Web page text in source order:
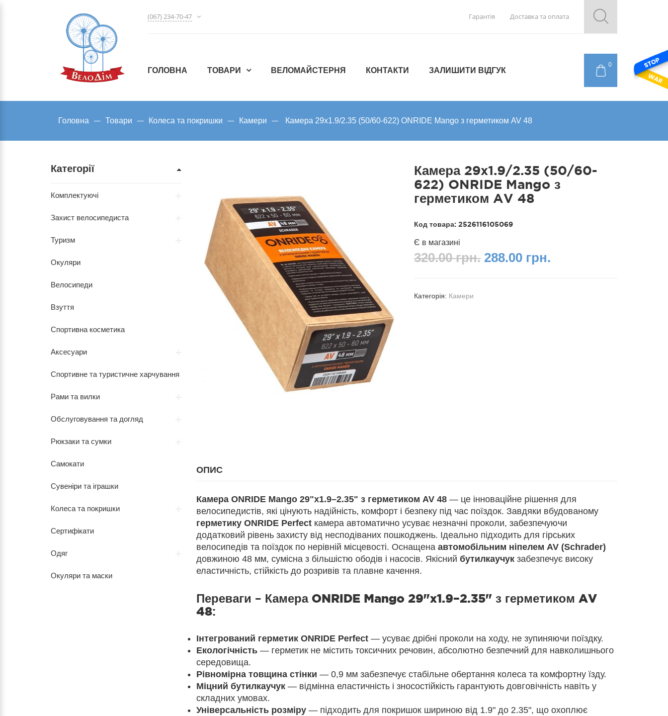
(067) 234-70-47 Гарантія Доставка та оплата
0
ГОЛОВНА ТОВАРИ ВЕЛОМАЙСТЕРНЯ КОНТАКТИ ЗАЛИШИТИ ВІДГУК
Головна Товари Колеса та покришки Камери Камера 29x1.9/2.35 (50/60-622) ONRIDE Mango з герметиком AV 48
Камера 29x1.9/2.35 (50/60-
622) ONRIDE Mango з
герметиком AV 48
Код товара:2526116105069
Є в магазині
320.00 грн. 288.00 грн.
Категорія: Камери
ОПИС
Камера ONRIDE Mango 29"x1.9–2.35" з герметиком AV 48— це інноваційне рішення для
велосипедистів, які цінують надійність, комфорт і безпеку під час поїздок. Завдяки вбудованому
герметику ONRIDE Perfectкамера автоматично усуває незначні проколи, забезпечуючи
додатковий рівень захисту від несподіваних пошкоджень. Ідеально підходить для гірських
велосипедів та поїздок по нерівній місцевості. Оснащена автомобільним ніпелем AV (Schrader)
довжиною 48 мм, сумісна з більшістю ободів і насосів. Якісний бутилкаучукзабезпечує високу
еластичність, стійкість до розривів та плавне качення.
Переваги – Камера ONRIDE Mango 29"x1.9–2.35" з герметиком AV
48:
Інтегрований герметик ONRIDE Perfect— усуває дрібні проколи на ходу, не зупиняючи поїздку.
Екологічність— герметик не містить токсичних речовин, абсолютно безпечний для навколишнього
середовища.
Рівномірна товщина стінки — 0,9 мм забезпечує стабільне обертання колеса та комфортну їзду.
Міцний бутилкаучук— відмінна еластичність і зносостійкість гарантують довговічність навіть у
складних умовах.
Універсальність розміру— підходить для покришок шириною від 1.9" до 2.35", що охоплює
Категорії
Комплектуючі
Захист велосипедиста
Туризм
Окуляри
Велосипеди
Взуття
Спортивна косметика
Аксесуари
Спортивне та туристичне харчування
Рами та вилки
Обслуговування та догляд
Рюкзаки та сумки
Самокати
Сувеніри та іграшки
Колеса та покришки
Сертифікати
Одяг
Окуляри та маски